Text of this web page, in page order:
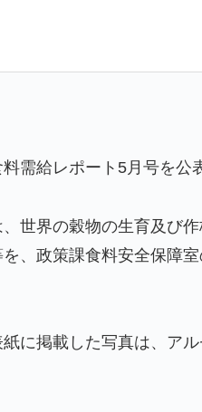
需給レポート5月号を公
世界の穀物の生育及び
を、政策課食料安全保障
に掲載した写真は、ア